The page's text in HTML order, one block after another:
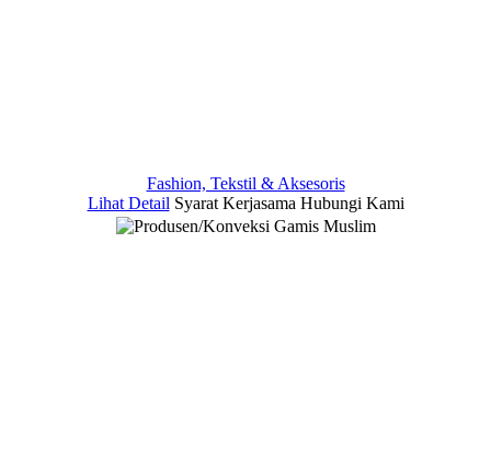
Fashion, Tekstil & Aksesoris
Lihat Detail Syarat Kerjasama Hubungi Kami